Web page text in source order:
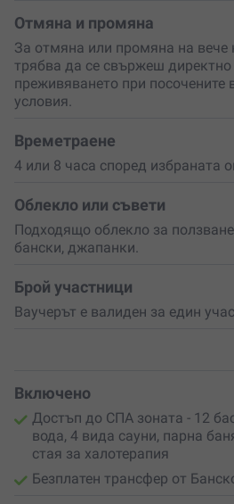
предлага още кино салон и
релакс програми
и звукова терапия – малки
деня в запомнящо се
Това приключение е идеално за
искат да се поглезят с нещо
Допълнителен плюс е
, което прави
Подари си СПА ден, в който
наслада на сетивата и пълно
ваучер за себе си или за скъп
топлина, хармония и красиви
Отмяна и промяна
За отмяна или промяна на вече
трябва да се свържеш директно
преживяването при посочените
условия.
Времетраене
4 или 8 часа според избраната
Облекло или съвети
Подходящо облекло за
бански, джапанки.
Брой участници
Ваучерът е валиден за един
Включено
Достъп до СПА зоната - 12
вода, 4 вида сауни, парна
стая за халотерапия
Безплатен трансфер от